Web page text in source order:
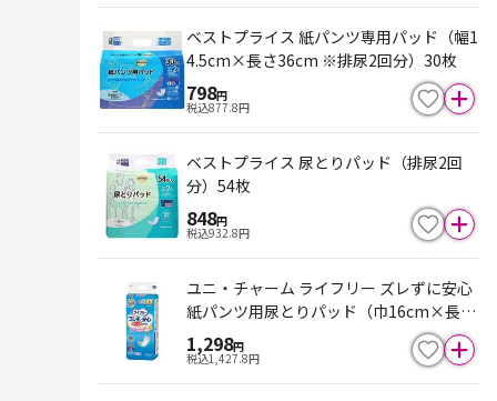
ベストプライス 紙パンツ専用パッド（幅1
4.5cm×長さ36cm ※排尿2回分）30枚
798円
税込877.8円
ベストプライス 尿とりパッド（排尿2回
分）54枚
848円
税込932.8円
ユニ・チャーム ライフリー ズレずに安心
紙パンツ用尿とりパッド（巾16cm×長さ
45.5cm ※排尿3回分）20枚
1,298円
税込1,427.8円